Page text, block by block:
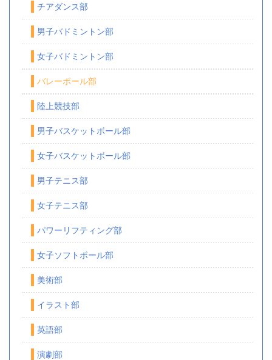
チアダンス部
男子バドミントン部
女子バドミントン部
バレーボール部
陸上競技部
男子バスケットボール部
女子バスケットボール部
男子テニス部
女子テニス部
パワーリフティング部
女子ソフトボール部
美術部
イラスト部
英語部
演劇部